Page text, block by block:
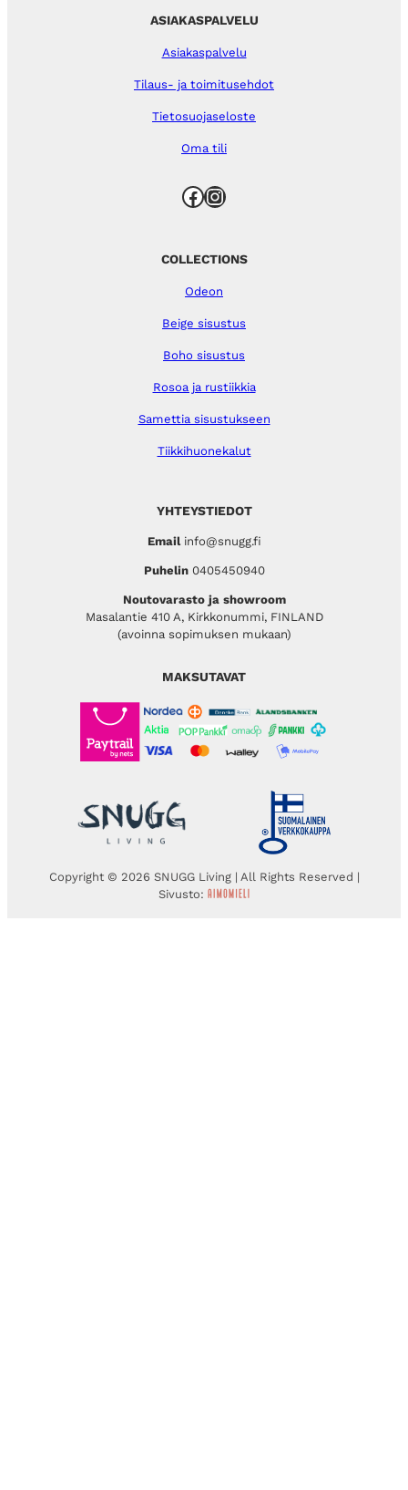
ASIAKASPALVELU
Asiakaspalvelu
Tilaus- ja toimitusehdot
Tietosuojaseloste
Oma tili
Facebook Instagram
YHTEYSTIEDOT
Emailinfo@snugg.fi
Puhelin 0405450940
Noutovarasto ja showroom
Masalantie 410 A, Kirkkonummi, FINLAND
(avoinna sopimuksen mukaan)
COLLECTIONS
Odeon
Beige sisustus
Boho sisustus
Rosoa ja rustiikkia
Samettia sisustukseen
Tiikkihuonekalut
MAKSUTAVAT
Copyright © 2026 SNUGG Living | All Rights Reserved |
Sivusto: